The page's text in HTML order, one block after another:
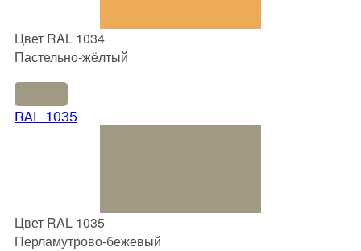
Цвет RAL 1034
Пастельно-жёлтый
RAL 1035
Цвет RAL 1035
Перламутрово-бежевый